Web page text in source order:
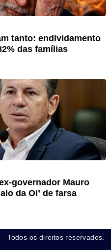
tanto: endividamento
das famílias
governador Mauro
da Oi’ de farsa
Todos os direitos reservados.